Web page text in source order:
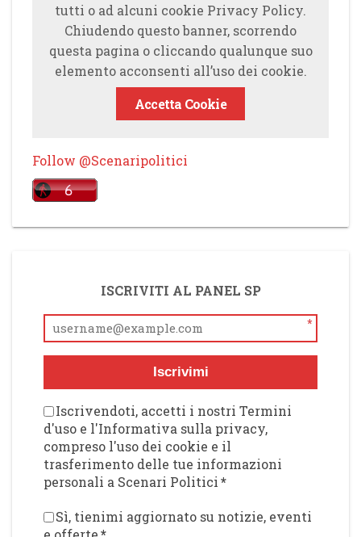
tutti o ad alcuni cookie Privacy Policy.
Chiudendo questo banner, scorrendo
questa pagina o cliccando qualunque suo
elemento acconsenti all’uso dei cookie.
Accetta Cookie
Follow @Scenaripolitici
ISCRIVITI AL PANEL SP
*
Iscrivimi
Iscrivendoti, accetti i nostri Termini
d'uso e l'Informativa sulla privacy,
compreso l'uso dei cookie e il
trasferimento delle tue informazioni
personali a Scenari Politici*
Sì, tienimi aggiornato su notizie, eventi